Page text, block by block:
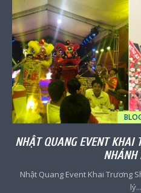
NHẬT QUANG EVENT KHAI
Nhật Quang Event Khai Trương
lý...